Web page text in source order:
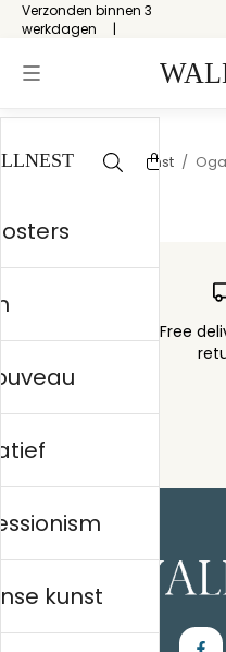
Verzonden binnen 3
werkdagen
Start / Japanse kunst /
Free
kunst